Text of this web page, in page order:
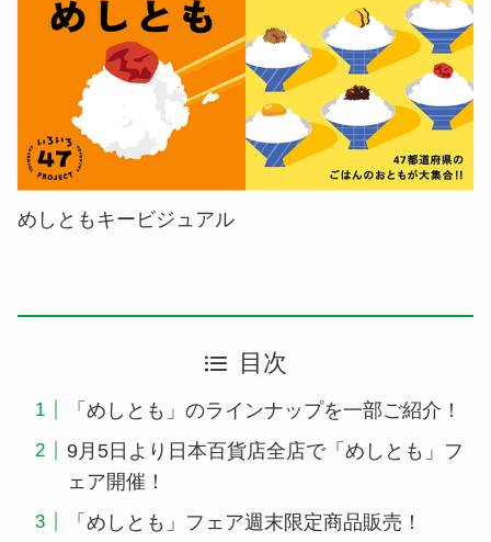
めしともキービジュアル
目次
「めしとも」のラインナップを一部ご紹介！
9月5日より日本百貨店全店で「めしとも」フ
ェア開催！
「めしとも」フェア週末限定商品販売！